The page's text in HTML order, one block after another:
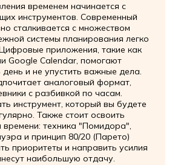
временем начинается с
инструментов. Современный
сталкивается с множеством
системы планирования легко
приложения, такие как
Google Calendar, помогают
день и не упустить важные дела.
аналоговый формат,
с разбивкой по часам.
инструмент, который вы будете
Также стоит освоить
времени: техника "Помидора",
и принцип 80/20 (Парето)
приоритеты и направить усилия
наибольшую отдачу.